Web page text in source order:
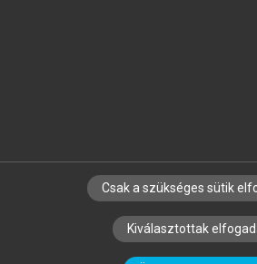
SZERZŐKNEK CÉGEKNEK
SZERKESZTÉSI ÉS
Csak a szükséges sütik
Kiválasztottak